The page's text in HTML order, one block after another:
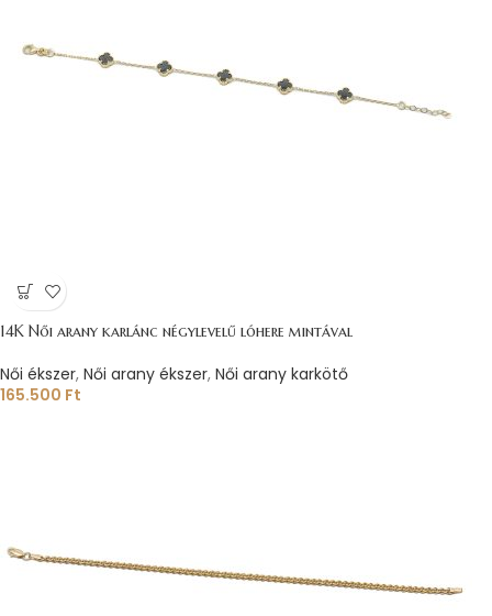
14K Női arany karlánc négylevelű lóhere mintával
Női ékszer, Női arany ékszer, Női arany karkötő
165.500 Ft